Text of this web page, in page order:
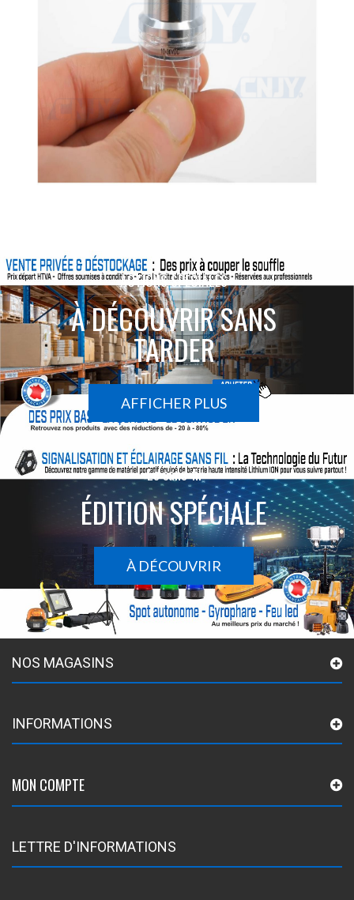
ACTIONS SPÉCIALES
À DÉCOUVRIR SANS
TARDER
AFFICHER PLUS
Le sans-fil
ÉDITION SPÉCIALE
À DÉCOUVRIR
NOS MAGASINS
INFORMATIONS
MON COMPTE
LETTRE D'INFORMATIONS